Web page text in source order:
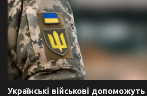
Українські військові